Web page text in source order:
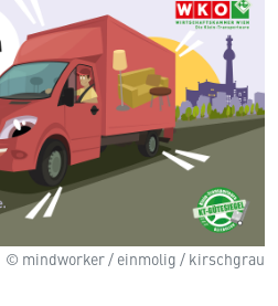
© mindworker / einmolig / kirschgrau